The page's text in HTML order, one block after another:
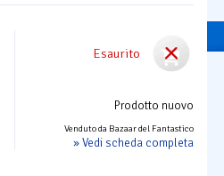
Esaurito
Prodotto nuovo
Venduto da Bazaar del Fantastico
» Vedi scheda completa